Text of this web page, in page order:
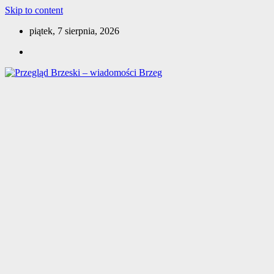
Skip to content
piątek, 7 sierpnia, 2026